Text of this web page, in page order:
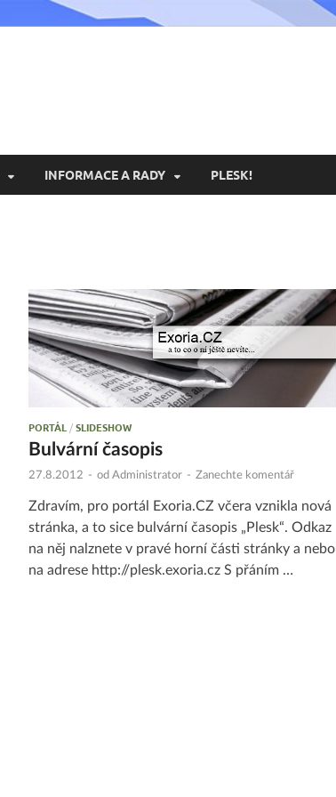
INFORMACE A RADY PLESK!
PORTÁL /SLIDESHOW
Bulvární časopis
27.8.2012 - od Administrator - Zanechte komentář
Zdravím, pro portál Exoria.CZ včera vznikla nová
stránka, a to sice bulvární časopis „Plesk“. Odkaz
na něj nalznete v pravé horní části stránky a nebo
na adrese http://plesk.exoria.cz S přáním …